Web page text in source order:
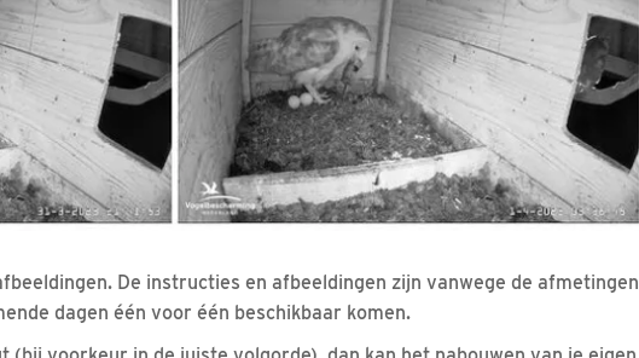
De instructies en afbeeldingen zijn vanwege de afmetingen
dagen één voor één beschikbaar komen.